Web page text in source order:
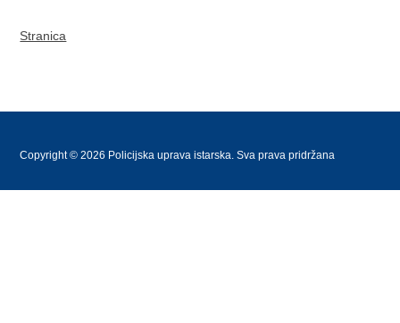
Stranica
Copyright © 2026 Policijska uprava istarska. Sva prava pridržana